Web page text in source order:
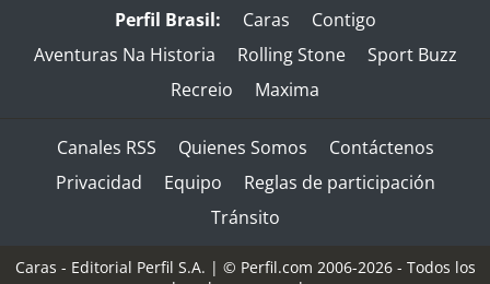
Perfil Brasil: Caras
Contigo
Aventuras Na Historia
Rolling Stone
Sport Buzz
Recreio
Maxima
Canales RSS Quienes Somos
Contáctenos
Privacidad
Equipo
Reglas de participación
Tránsito
Caras - Editorial Perfil S.A. | © Perfil.com 2006-2026 - Todos los